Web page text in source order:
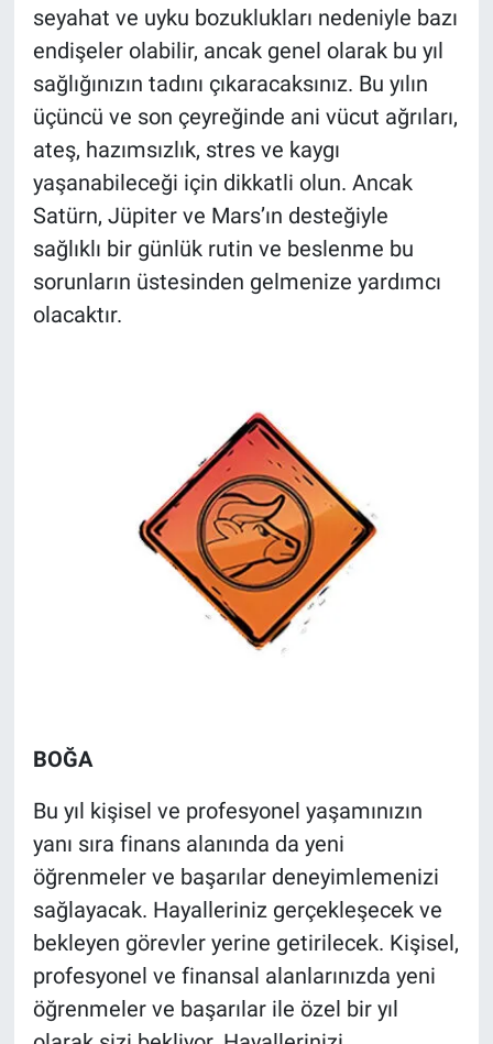
seyahat ve uyku bozuklukları nedeniyle bazı
endişeler olabilir, ancak genel olarak bu yıl
sağlığınızın tadını çıkaracaksınız. Bu yılın
üçüncü ve son çeyreğinde ani vücut ağrıları,
ateş, hazımsızlık, stres ve kaygı
yaşanabileceği için dikkatli olun. Ancak
Satürn, Jüpiter ve Mars’ın desteğiyle
sağlıklı bir günlük rutin ve beslenme bu
sorunların üstesinden gelmenize yardımcı
olacaktır.
BOĞA
Bu yıl kişisel ve profesyonel yaşamınızın
yanı sıra finans alanında da yeni
öğrenmeler ve başarılar deneyimlemenizi
sağlayacak. Hayalleriniz gerçekleşecek ve
bekleyen görevler yerine getirilecek. Kişisel,
profesyonel ve finansal alanlarınızda yeni
öğrenmeler ve başarılar ile özel bir yıl